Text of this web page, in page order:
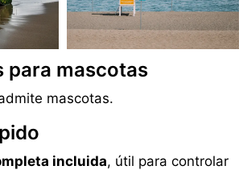
para mascotas
mascotas.
incluida, útil para controlar